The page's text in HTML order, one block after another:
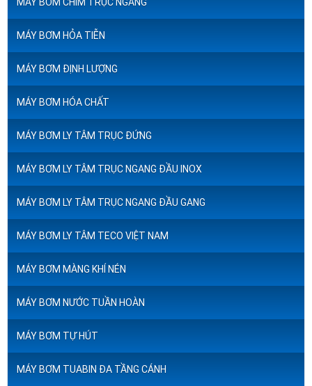
MÁY BƠM HỎA TIỄN
MÁY BƠM ĐỊNH LƯỢNG
MÁY BƠM HÓA CHẤT
MÁY BƠM LY TÂM TRỤC ĐỨNG
MÁY BƠM LY TÂM TRỤC NGANG ĐẦU INOX
MÁY BƠM LY TÂM TRỤC NGANG ĐẦU GANG
MÁY BƠM LY TÂM TECO VIỆT NAM
MÁY BƠM MÀNG KHÍ NÉN
MÁY BƠM NƯỚC TUẦN HOÀN
MÁY BƠM TỰ HÚT
MÁY BƠM TUABIN ĐA TẦNG CÁNH